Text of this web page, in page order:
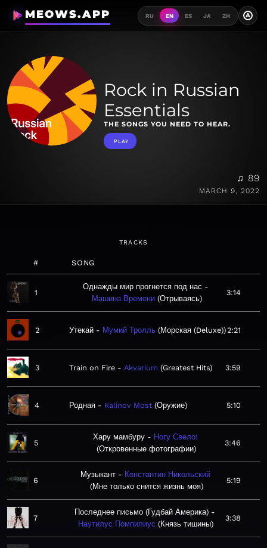
MEOWS.APP RU EN ES JA ZH A
Rock in Russian
Essentials
THE SONGS YOU NEED TO HEAR.
PLAY
♫ 89
MARCH 9, 2022
TRACKS
# SONG
1
Однажды мир прогнется под нас
Машина Времени Отрываясь
3:14
2 Утекай Мумий Тролль Морская (Deluxe) 2:21
3 Train on Fire Akvarium Greatest Hits 3:59
4 Родная Kalinov Most Оружие 5:10
5
Хару мамбуру
Ногу Свело!
Откровенные фотографии
3:46
6
Музыкант
Константин Никольский
Мне только снится жизнь моя
5:19
7
Последнее письмо (Гудбай Америка)
Наутилус Помпилиус
Князь тишины
3:38